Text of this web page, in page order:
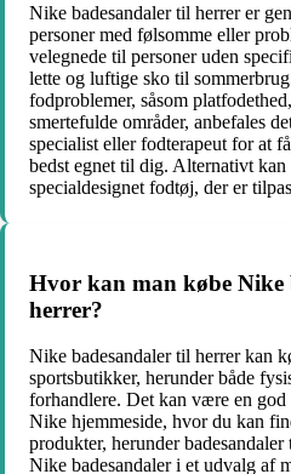
Nike badesandaler til herrer er
personer med følsomme eller
velegnede til personer uden
lette og luftige sko til
fodproblemer, såsom
smertefulde områder, anbefales
specialist eller fodterapeut for at
bedst egnet til dig. Alternativt
specialdesignet fodtøj, der er
Hvor kan man købe Nike
herrer?
Nike badesandaler til herrer kan
sportsbutikker, herunder både
forhandlere. Det kan være en
Nike hjemmeside, hvor du kan
produkter, herunder
Nike badesandaler i et udvalg af